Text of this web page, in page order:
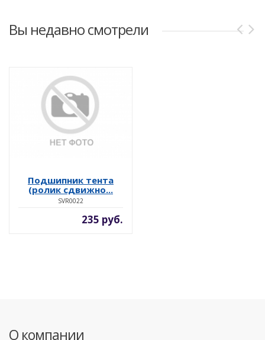
Вы недавно смотрели
Подшипник тента
(ролик сдвижно...
SVR0022
235 руб.
О компании